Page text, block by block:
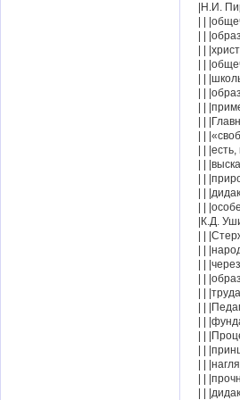
|Н.И.
| |
| |
| |
| |
| |
| |
| |
| |
| |
| |
| |
| |
| |
| |
|К.Д.
| |
| |
| |
| |
| |
| |
| |
| |
| |
| |
| |
| |